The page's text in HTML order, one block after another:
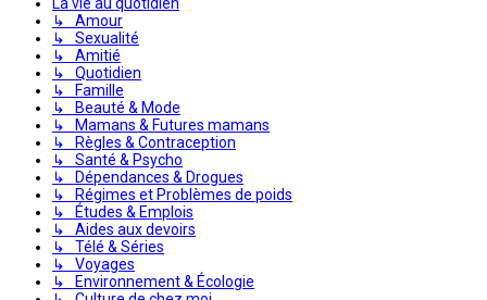
↳ Amour
↳ Sexualité
↳ Amitié
↳ Quotidien
↳ Famille
↳ Beauté & Mode
↳ Mamans & Futures mamans
↳ Règles & Contraception
↳ Santé & Psycho
↳ Dépendances & Drogues
↳ Régimes et Problèmes de poids
↳ Études & Emplois
↳ Aides aux devoirs
↳ Télé & Séries
↳ Voyages
↳ Environnement & Écologie